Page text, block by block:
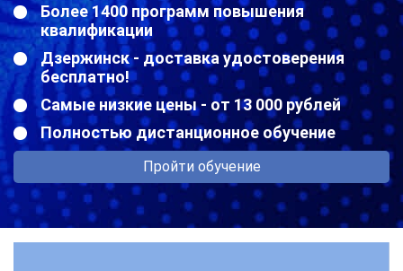
Более 1400 программ повышения
квалификации
Дзержинск - доставка удостоверения
бесплатно!
Самые низкие цены - от 13 000 рублей
Полностью дистанционное обучение
Пройти обучение